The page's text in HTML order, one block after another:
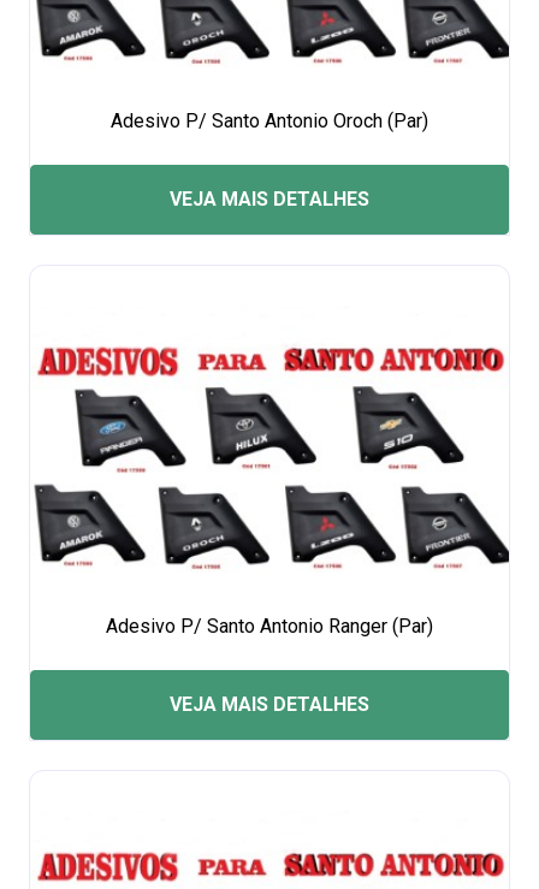
Adesivo P/ Santo Antonio Oroch (Par)
VEJA MAIS DETALHES
Adesivo P/ Santo Antonio Ranger (Par)
VEJA MAIS DETALHES